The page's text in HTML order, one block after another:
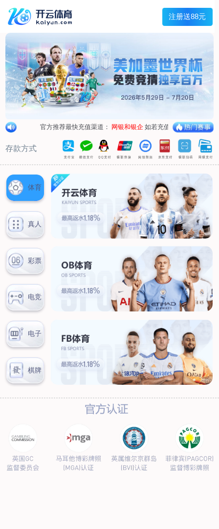
Menu
网站首页
关于我们
产品中心
荣誉资质
厂区设备
人才招聘
新闻中心
销售网点